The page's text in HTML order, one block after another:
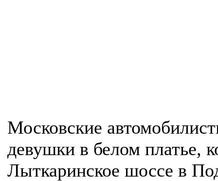
Московские
девушки в белом платье,
Лыткаринское шоссе в